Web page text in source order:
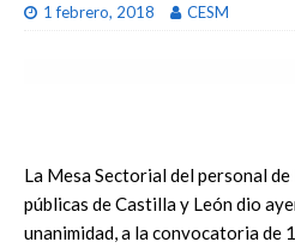
1 febrero, 2018 CESM
La Mesa Sectorial del personal
públicas de Castilla y León dio
unanimidad, a la convocatoria de